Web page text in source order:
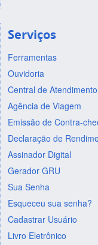
Serviços
Ferramentas
Ouvidoria
Central de Atendimento
Agência de Viagem
Emissão de Contra-
Declaração de
Assinador Digital
Gerador GRU
Sua Senha
Esqueceu sua senha?
Cadastrar Usuário
Livro Eletrônico